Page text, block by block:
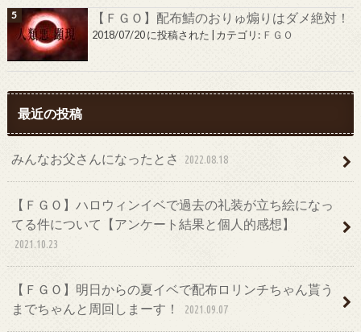
【ＦＧＯ】配布鯖のおりゅ煽りはダメ絶対！
2018/07/20 に投稿された カテゴリ: ＦＧＯ
最近の投稿
みんなお父さんになったとさ 2022.08.18
【ＦＧＯ】ハロウィンイベで過去の礼装が立ち絵になっ
てる件について【アンケート結果と個人的感想】
2021.10.23
【ＦＧＯ】明日からの夏イベで配布ロリンチちゃん貰う
までちゃんと周回しまーす！
2021.09.07